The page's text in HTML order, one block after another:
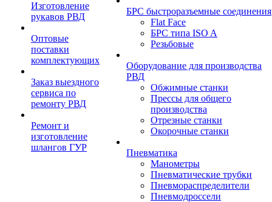
Изготовление
рукавов РВД
Оптовые
поставки
комплектующих
Заказ выездного
сервиса по
ремонту РВД
Ремонт и
изготовление
шлангов ГУР
БРС быстроразъемные соединения
Flat Face
БРС типа ISO A
Резьбовые
Оборудование для производства
РВД
Обжимные станки
Прессы для общего
производства
Отрезные станки
Окорочные станки
Пневматика
Манометры
Пневматические трубки
Пневмораспределители
Пневмодроссели